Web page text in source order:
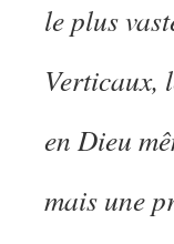
le plus
Verticaux,
en Dieu
mais une